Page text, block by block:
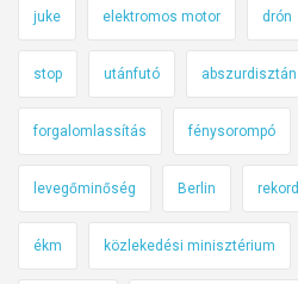
juke elektromos motor drón
stop utánfutó abszurdisztán
forgalomlassítás fénysorompó
levegőminőség Berlin rekord
ékm közlekedési minisztérium